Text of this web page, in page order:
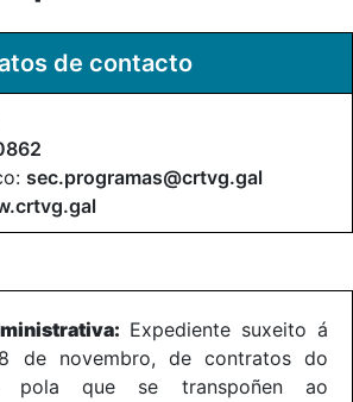
de contacto
sec.programas@crtvg.gal
Expediente suxeito á
de novembro, de contratos do
pola que se transpoñen ao